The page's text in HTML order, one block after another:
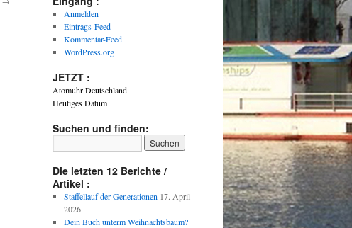
Anmelden
Eintrags-Feed
Kommentar-Feed
WordPress.org
JETZT :
Atomuhr Deutschland
Heutiges Datum
Suchen und finden:
Die letzten 12 Berichte /
Artikel :
Staffellauf der Generationen 17. April
2026
Dein Buch unterm Weihnachtsbaum?